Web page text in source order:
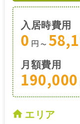
入居時費用
0 円 〜
月額費用
190,000
エリア